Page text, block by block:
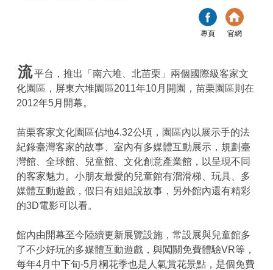
專頁 官網
流平台，推出「南六堆、北苗栗」兩個國際級客家文
化園區，屏東六堆園區2011年10月開園，苗栗園區則在
2012年5月開幕。
苗栗客家文化園區佔地4.32公頃，園區內以展示手的法
紀錄臺灣客家的故事、室內有多媒體互動展示，規劃臺
灣館、全球館、兒童館、文化創意產業館，以呈現不同
的客家魅力。小朋友最愛的兒童館有溜滑梯、玩具、多
媒體互動遊戲，假日有姐姐說故事，另外館內還有精彩
的3D電影可以看。
館內由開幕至今陸續更新展覽設施，常設展與兒童館多
了不少好玩的多媒體互動遊戲，與闖關免費體驗VR等，
每年4月中下旬-5月桐花季也是人氣賞花景點，是個免費